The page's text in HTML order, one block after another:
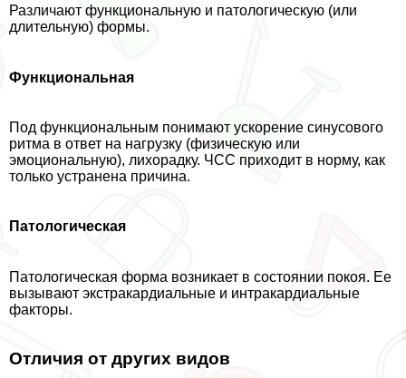
Различают функциональную и патологическую (или
длительную) формы.
Функциональная
Под функциональным понимают ускорение синусового
ритма в ответ на нагрузку (физическую или
эмоциональную), лихорадку. ЧСС приходит в норму, как
только устранена причина.
Патологическая
Патологическая форма возникает в состоянии покоя. Ее
вызывают экстpaкардиальные и интpaкардиальные
факторы.
Отличия от других видов